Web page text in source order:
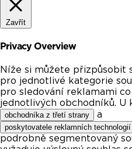
Zavřít
Privacy Overview
Níže si můžete přizpůsobit
pro jednotlivé kategorie
pro sledování reklamami
jednotlivých obchodníků. U
obchodníka z třetí strany a
poskytovatele reklamních technologií
podrobně segmentovaný